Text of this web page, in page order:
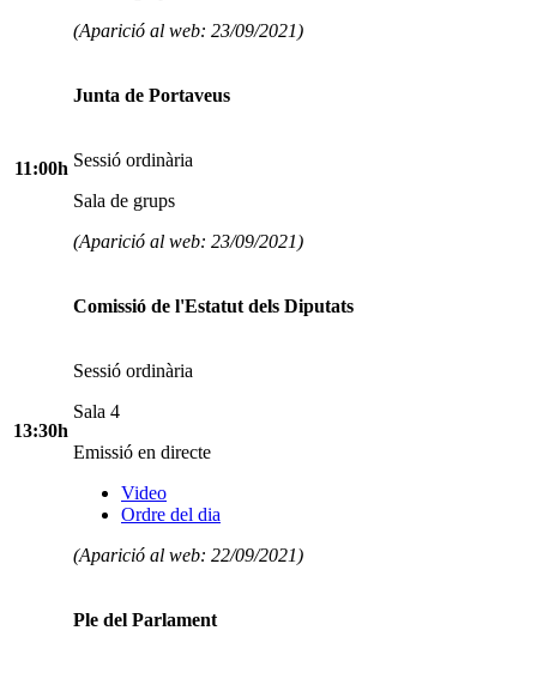
(Aparició al web: 23/09/2021)
11:00h
Junta de Portaveus
Sessió ordinària
Sala de grups
(Aparició al web: 23/09/2021)
13:30h
Comissió de l'Estatut dels Diputats
Sessió ordinària
Sala 4
Emissió en directe
Video
Ordre del dia
(Aparició al web: 22/09/2021)
Ple del Parlament